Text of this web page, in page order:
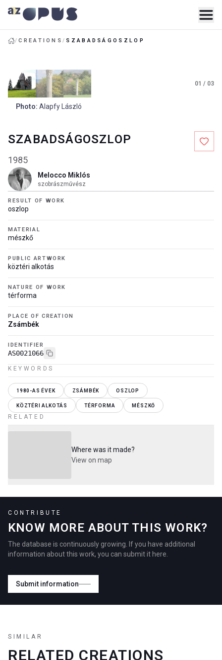
/CREATIONS/ SZABADSÁGOSZLOP
SZABADSÁGOSZLOP
1985
Melocco Miklós
szobrászművész
RESULT OF WORK
oszlop
MATERIAL
mészkő
PUBLIC ARTWORK
köztéri alkotás
NATURE OF WORK
térforma
PLACE OF CREATION
Zsámbék
IDENTIFIER
AS0021066
KEYWORDS
1980-AS ÉVEK ZSÁMBÉK OSZLOP
KÖZTÉRI ALKOTÁS TÉRFORMA MÉSZKŐ
RELATED
Where was it made?
View on map
01 / 03
Photo: Alapfy László
CONTRIBUTE
KNOW MORE ABOUT THIS WORK?
The database is continuously growing. If you have additional
information about this work, you can submit it here.
Submit information
SIMILAR
RELATED CREATIONS